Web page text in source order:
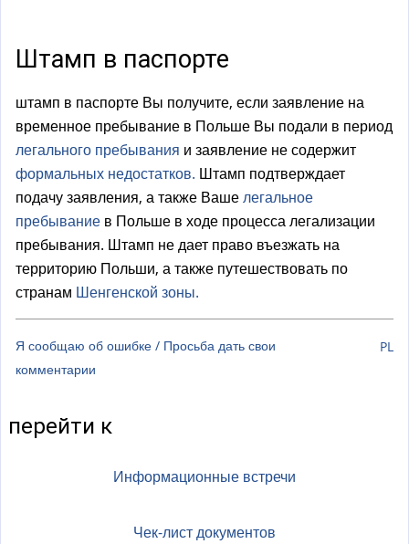
Штамп в паспорте
штамп в паспорте Вы получите, если заявление на
временное пребывание в Польше Вы подали в период
легального пребывания и заявление не содержит
формальных недостатков. Штамп подтверждает
подачу заявления, а также Вашелегальное
пребывание в Польше в ходе процесса легализации
пребывания. Штамп не дает право въезжать на
территорию Польши, а также путешествовать по
странам Шенгенской зоны.
Я сообщаю об ошибке / Просьба дать свои
комментарии
PL
перейти к
Информационные встречи
Чек-лист документов